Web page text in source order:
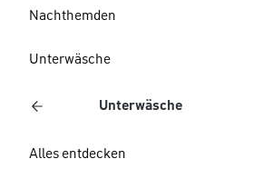
Nachthemden
Unterwäsche
Unterwäsche
Alles entdecken